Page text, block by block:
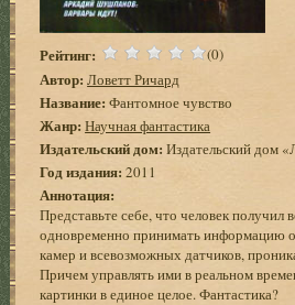
Рейтинг: (0)
Автор: Ловетт Ричард
Название: Фантомное чувство
Жанр: Научная фантастика
Издательский дом: Издательский дом
Год издания: 2011
Аннотация:
Представьте себе, что человек получил
одновременно принимать информацию
камер и всевозможных датчиков,
Причем управлять ими в реальном
картинки в единое целое. Фантастика?